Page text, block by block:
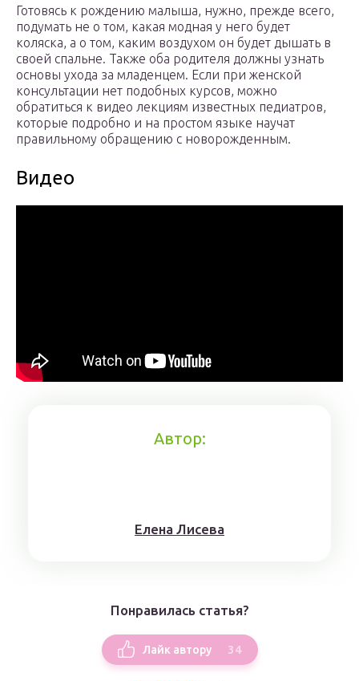
Готовясь к рождению малыша, нужно, прежде всего,
подумать не о том, какая модная у него будет
коляска, а о том, каким воздухом он будет дышать в
своей спальне. Также оба родителя должны узнать
основы ухода за младенцем. Если при женской
консультации нет подобных курсов, можно
обратиться к видео лекциям известных педиатров,
которые подробно и на простом языке научат
правильному обращению с новорожденным.
Видео
Автор:
Елена Лисева
Понравилась статья?
Лайк автору 34